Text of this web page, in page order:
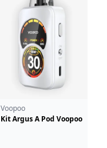
Voopoo
Kit Argus A Pod Voopoo